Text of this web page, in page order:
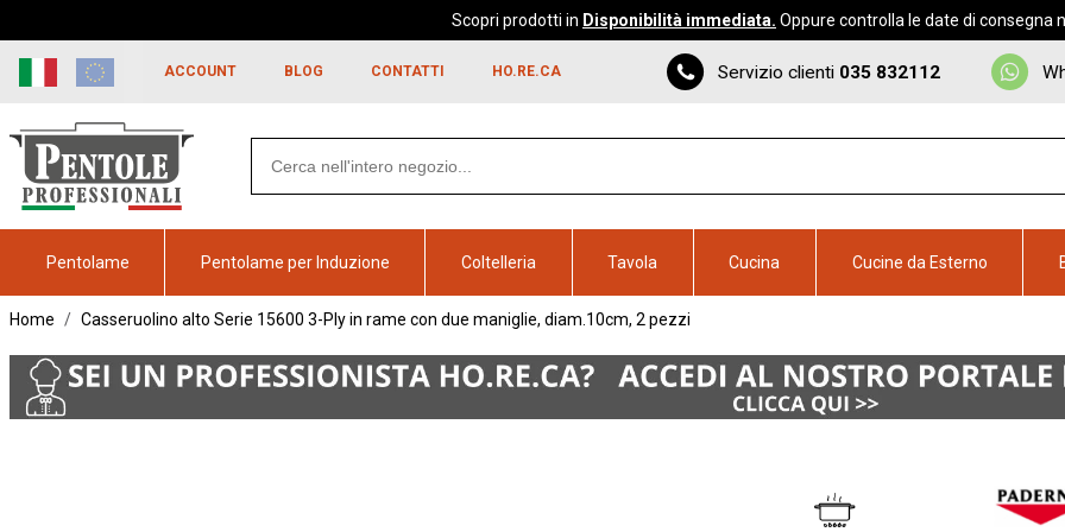
Scopri prodotti in Disponibilità immediata. Oppure controlla le date di consegna
ACCOUNT BLOG CONTATTI HO.RE.CA Servizio clienti 035 832112
products
Pentolame Pentolame per Induzione Coltelleria Tavola Cucina Cucine da Esterno
Home Casseruolino alto Serie 15600 3-Ply in rame con due maniglie, diam.10cm, 2 pezzi